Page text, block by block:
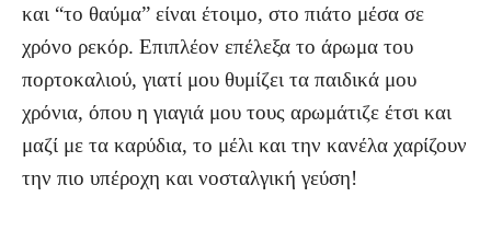
και “το θαύμα” είναι έτοιμο, στο πιάτο μέσα σε
χρόνο ρεκόρ. Επιπλέον επέλεξα το άρωμα του
πορτοκαλιού, γιατί μου θυμίζει τα παιδικά μου
χρόνια, όπου η γιαγιά μου τους αρωμάτιζε έτσι και
μαζί με τα καρύδια, το μέλι και την κανέλα χαρίζουν
την πιο υπέροχη και νοσταλγική γεύση!